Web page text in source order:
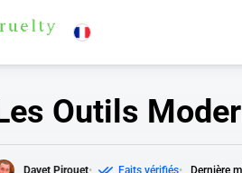
Outils
Davet Pirouet Faits vérifiés Dernière